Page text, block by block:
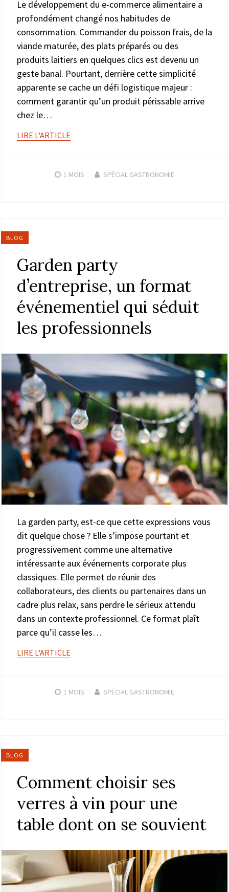
Le développement du e-commerce alimentaire a
profondément changé nos habitudes de
consommation. Commander du poisson frais, de la
viande maturée, des plats préparés ou des
produits laitiers en quelques clics est devenu un
geste banal. Pourtant, derrière cette simplicité
apparente se cache un défi logistique majeur :
comment garantir qu’un produit périssable arrive
chez le…
LIRE L'ARTICLE
1 MOIS SPÉCIAL GASTRONOMIE
BLOG
Garden party
d’entreprise, un format
événementiel qui séduit
les professionnels
La garden party, est-ce que cette expressions vous
dit quelque chose ? Elle s’impose pourtant et
progressivement comme une alternative
intéressante aux événements corporate plus
classiques. Elle permet de réunir des
collaborateurs, des clients ou partenaires dans un
cadre plus relax, sans perdre le sérieux attendu
dans un contexte professionnel. Ce format plaît
parce qu’il casse les…
LIRE L'ARTICLE
1 MOIS SPÉCIAL GASTRONOMIE
BLOG
Comment choisir ses
verres à vin pour une
table dont on se souvient